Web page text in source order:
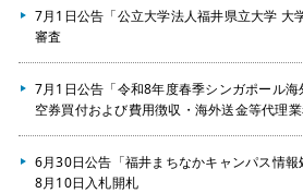
7月1日公告「公立大学法人福井県立大学 大
審査
7月1日公告「令和8年度春季シンガポール
空券買付および費用徴収・海外送金等代理
6月30日公告「福井まちなかキャンパス情
8月10日入札開札